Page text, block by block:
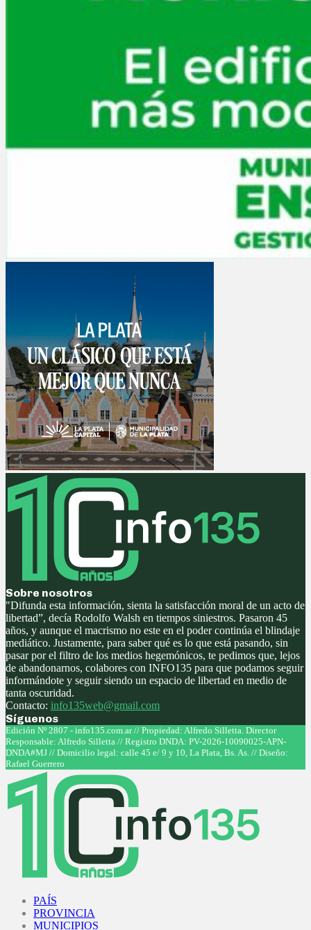
Sobre nosotros
"Difunda esta información, sienta la satisfacción moral de un acto de
libertad”, decía Rodolfo Walsh en tiempos siniestros. Pasaron 45
años, y aunque el macrismo no este en el poder continúa el blindaje
mediático. Justamente, para saber qué es lo que está pasando, sin
pasar por el filtro de los medios hegemónicos, te pedimos que, lejos
de abandonarnos, colabores con INFO135 para que podamos seguir
informándote y seguir siendo un espacio de libertad en medio de
tanta oscuridad.
Contacto: info135web@gmail.com
Síguenos
Facebook
Twitter
Instagram
Youtube
Edición Nº 2807 - info135.com.ar // Propiedad: Alfredo Silletta. Director
Responsable: Alfredo Silletta // Registro DNDA: PV-2026-10090025-APN-
DNDA#MJ // Domicilio legal: calle 45 e/ 9 y 10, La Plata, Bs. As. // Diseño:
Rafael Guerrero
PAÍS
PROVINCIA
MUNICIPIOS